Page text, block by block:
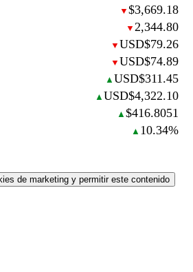
▼ $3,669.18
▼ 2,344.80
▼ USD$79.26
▼ USD$74.89
▲ USD$311.45
▲ USD$4,322.10
▲ $416.8051
▲ 10.34%
de marketing y permitir este contenido